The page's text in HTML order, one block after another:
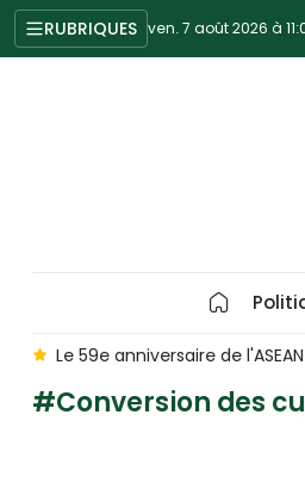
RUBRIQUES ven. 7 août 2026 à
Le 59e anniversaire de
#Conversion des